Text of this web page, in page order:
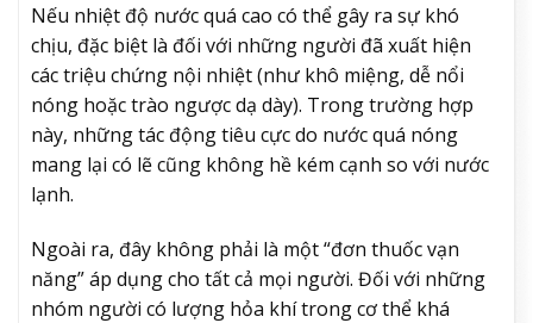
Nếu nhiệt độ nước quá cao có thể gây ra sự khó
chịu, đặc biệt là đối với những người đã xuất hiện
các triệu chứng nội nhiệt (như khô miệng, dễ nổi
nóng hoặc trào ngược dạ dày). Trong trường hợp
này, những tác động tiêu cực do nước quá nóng
mang lại có lẽ cũng không hề kém cạnh so với nước
lạnh.
Ngoài ra, đây không phải là một “đơn thuốc vạn
năng” áp dụng cho tất cả mọi người. Đối với những
nhóm người có lượng hỏa khí trong cơ thể khá